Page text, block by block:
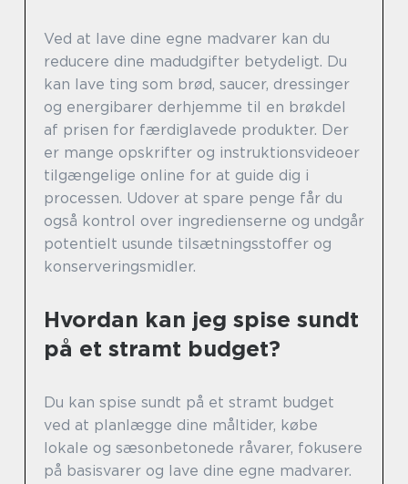
Ved at lave dine egne madvarer kan du
reducere dine madudgifter betydeligt. Du
kan lave ting som brød, saucer, dressinger
og energibarer derhjemme til en brøkdel
af prisen for færdiglavede produkter. Der
er mange opskrifter og instruktionsvideoer
tilgængelige online for at guide dig i
processen. Udover at spare penge får du
også kontrol over ingredienserne og undgår
potentielt usunde tilsætningsstoffer og
konserveringsmidler.
Hvordan kan jeg spise sundt
på et stramt budget?
Du kan spise sundt på et stramt budget
ved at planlægge dine måltider, købe
lokale og sæsonbetonede råvarer, fokusere
på basisvarer og lave dine egne madvarer.